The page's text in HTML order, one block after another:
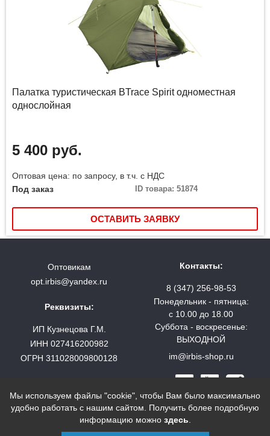
Палатка туристическая BTrace Spirit одноместная
однослойная
5 400 руб.
Оптовая цена: по запросу, в т.ч. с НДС
Под заказ
ID товара: 51874
ОСТАВИТЬ ЗАЯВКУ
Оптовикам
opt.irbis@yandex.ru
Реквизиты:
ИП Кузнецова Г.М.
ИНН 027416200982
ОГРН 311028009800128
Контакты:
8 (347) 256-98-53
Понедельник - пятница:
с 10.00 до 18.00
Суббота - воскресенье:
ВЫХОДНОЙ
im@irbis-shop.ru
© 2000—2022 «ИРБИС интернет-магазин туристического
Мы используем файлы "cookie", чтобы Вам было максимально
удобно работать с нашим сайтом. Получить более подробную
информацию можно здесь